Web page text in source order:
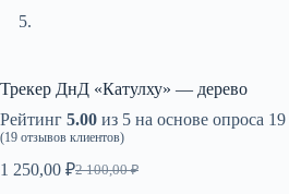
Трекер ДнД «Катулху» — дерево
Рейтинг 5.00 из 5 на основе опроса 19
(19 отзывов клиентов)
2 100,00₽
Первоначальная
1 250,00 ₽
Текущая